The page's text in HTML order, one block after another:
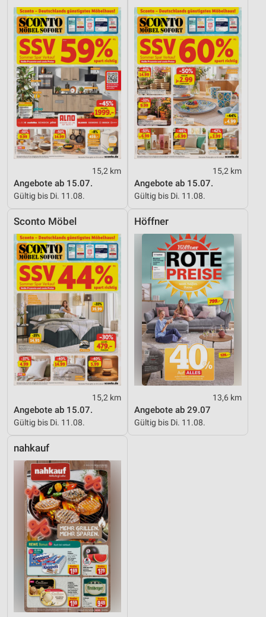
15,2 km
Angebote ab 15.07.
Gültig bis Di. 11.08.
15,2 km
Angebote ab 15.07.
Gültig bis Di. 11.08.
Sconto Möbel
15,2 km
Angebote ab 15.07.
Gültig bis Di. 11.08.
Höffner
13,6 km
Angebote ab 29.07
Gültig bis Di. 11.08.
nahkauf